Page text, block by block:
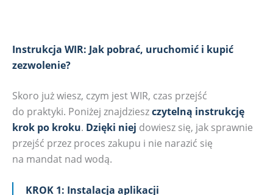
Instrukcja WIR: Jak pobrać, uruchomić i kupić
zezwolenie?
Skoro już wiesz, czym jest WIR, czas przejść
do praktyki. Poniżej znajdzieszczytelną instrukcję
krok po kroku. Dzięki niej dowiesz się, jak sprawnie
przejść przez proces zakupu i nie narazić się
na mandat nad wodą.
KROK 1: Instalacja aplikacji